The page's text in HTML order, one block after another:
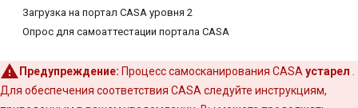
Загрузка на портал CASA уровня 2
Опрос для самоаттестации портала CASA
Предупреждение: Процесс самосканирования CASA устарел
Для обеспечения соответствия CASA следуйте инструкциям,